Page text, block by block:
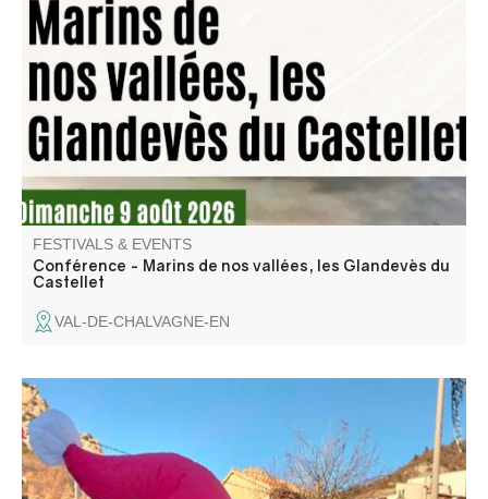
"Leaving the castle, the Glandevès family of Castellet set
out to sail the world's seas." A lecture by Jean Pellegrin, a
member of the Traces Éditions association.
FESTIVALS & EVENTS
Conférence - Marins de nos vallées, les Glandevès du
Castellet
VAL-DE-CHALVAGNE-EN
Venez profiter d'un moment convivial et festif au marché
de Noël d'Entrevaux. Nombreux stands